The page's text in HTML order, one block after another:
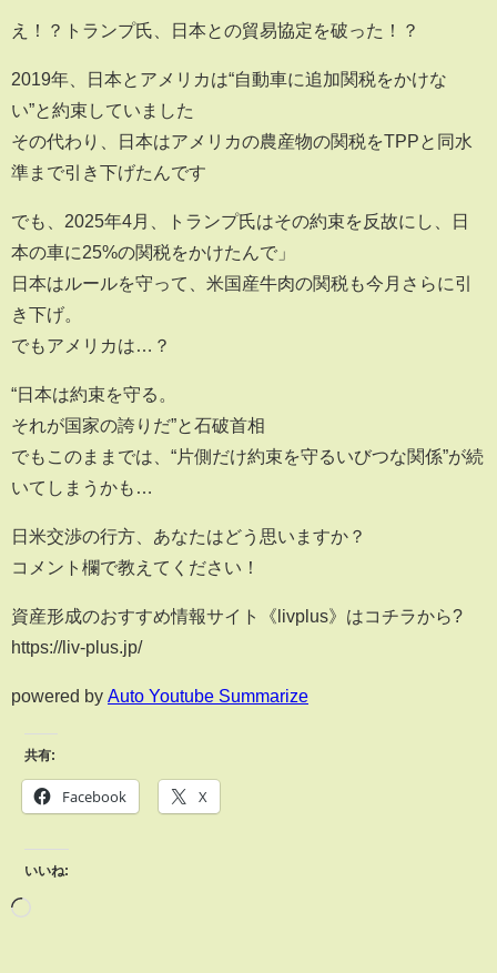
え！？トランプ氏、日本との貿易協定を破った！？
2019年、日本とアメリカは“自動車に追加関税をかけな
い”と約束していました
その代わり、日本はアメリカの農産物の関税をTPPと同水
準まで引き下げたんです
でも、2025年4月、トランプ氏はその約束を反故にし、日
本の車に25%の関税をかけたんで」
日本はルールを守って、米国産牛肉の関税も今月さらに引
き下げ。
でもアメリカは…？
“日本は約束を守る。
それが国家の誇りだ”と石破首相
でもこのままでは、“片側だけ約束を守るいびつな関係”が続
いてしまうかも…
日米交渉の行方、あなたはどう思いますか？
コメント欄で教えてください！
資産形成のおすすめ情報サイト《livplus》はコチラから?
https://liv-plus.jp/
powered by Auto Youtube Summarize
共有:
Facebook X
いいね: